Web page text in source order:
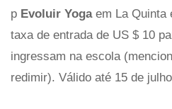
p Evoluir Yoga em La Quinta
taxa de entrada de US $ 10
ingressam na escola
redimir). Válido até 15 de